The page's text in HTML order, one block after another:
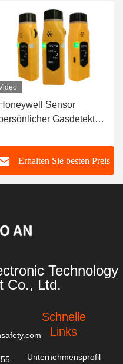
Honeywell Sensor
Gasdetektor
Erhalten Sie besten Preis
Technology
Co., Ltd.
Schnelle
Links
Unternehmensprofil